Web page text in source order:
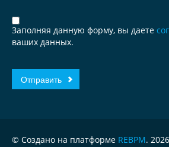
Заполняя данную форму, вы даете
ваших данных.
© Создано на платформе REBPM.